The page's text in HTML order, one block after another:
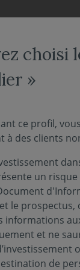
liquidative
choisi
»
ce profil,
à des clients
un
le prospectus,
informations
et ne
de